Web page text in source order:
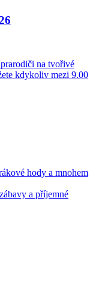
na tvořivé
kdykoliv mezi 9.00
hody a mnohem
a příjemné